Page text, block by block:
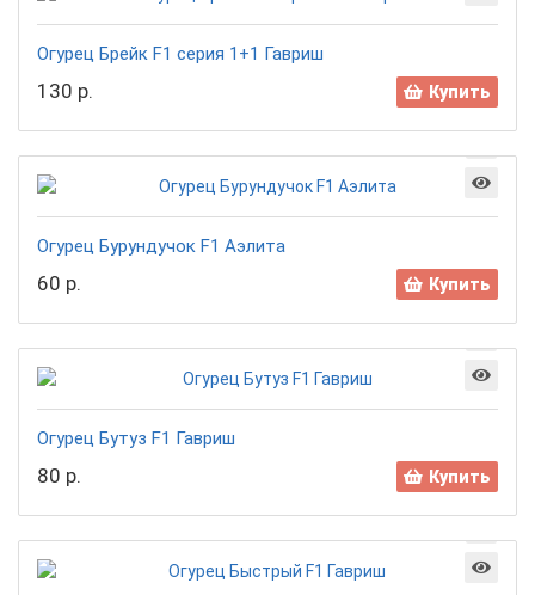
Огурец Брейк F1 серия 1+1 Гавриш
130 р. Купить
Огурец Бурундучок F1 Аэлита
60 р. Купить
Огурец Бутуз F1 Гавриш
80 р. Купить